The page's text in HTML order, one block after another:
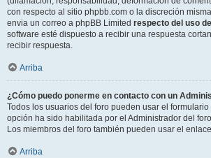
con respecto al sitio phpbb.com o la discreción
envia un correo a phpBB Limited respecto del uso
software esté dispuesto a recibir una respuesta
recibir respuesta.
Arriba
¿Cómo puedo ponerme en contacto con un
Todos los usuarios del foro pueden usar el formulario
opción ha sido habilitada por el Administrador del
Los miembros del foro también pueden usar el
Arriba